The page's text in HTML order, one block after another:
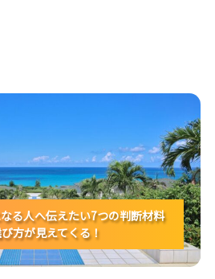
なる人へ伝えたい7つの判断材
くい選び方が見えてくる！
る人へ伝えたい7つの判断材料
方が見えてくる！
る人へ伝えたい7つの判断材料
方が見えてくる！
る人へ伝えたい7つの判断材料
方が見えてくる！